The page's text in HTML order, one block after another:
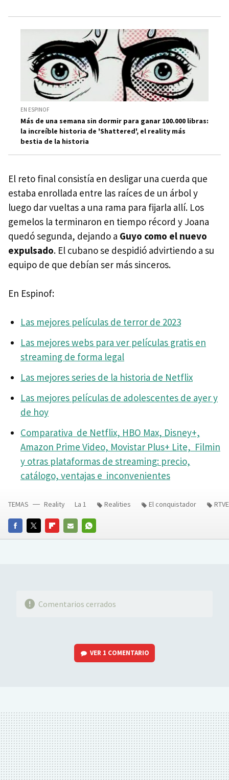
EN ESPINOF
Más de una semana sin dormir para ganar 100.000 libras:
la increíble historia de 'Shattered', el reality más
bestia de la historia
El reto final consistía en desligar una cuerda que
estaba enrollada entre las raíces de un árbol y
luego dar vueltas a una rama para fijarla allí. Los
gemelos la terminaron en tiempo récord y Joana
quedó segunda, dejando a Guyo como el nuevo
expulsado. El cubano se despidió advirtiendo a su
equipo de que debían ser más sinceros.
En Espinof:
Las mejores películas de terror de 2023
Las mejores webs para ver películas gratis en
streaming de forma legal
Las mejores series de la historia de Netflix
Las mejores películas de adolescentes de ayer y
de hoy
Comparativa de Netflix, HBO Max, Disney+,
Amazon Prime Video, Movistar Plus+ Lite, Filmin
y otras plataformas de streaming: precio,
catálogo, ventajas e inconvenientes
FACEBOOKTWITTERFLIPBOARD
E-
WHATSAPP
TEMAS Reality La 1 Realities El conquistador RTVE
Comentarios cerrados
VER 1 COMENTARIO